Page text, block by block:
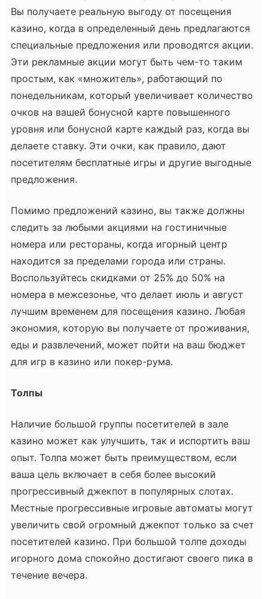
Вы получаете реальную выгоду от посещения
казино, когда в определенный день предлагаются
специальные предложения или проводятся акции.
Эти рекламные акции могут быть чем-то таким
простым, как «множитель», работающий по
понедельникам, который увеличивает количество
очков на вашей бонусной карте повышенного
уровня или бонусной карте каждый раз, когда вы
делаете ставку. Эти очки, как правило, дают
посетителям бесплатные игры и другие выгодные
предложения.
Помимо предложений казино, вы также должны
следить за любыми акциями на гостиничные
номера или рестораны, когда игорный центр
находится за пределами города или страны.
Воспользуйтесь скидками от 25% до 50% на
номера в межсезонье, что делает июль и август
лучшим временем для посещения казино. Любая
экономия, которую вы получаете от проживания,
еды и развлечений, может пойти на ваш бюджет
для игр в казино или покер-рума.
Толпы
Наличие большой группы посетителей в зале
казино может как улучшить, так и испортить ваш
опыт. Толпа может быть преимуществом, если
ваша цель включает в себя более высокий
прогрессивный джекпот в популярных слотах.
Местные прогрессивные игровые автоматы могут
увеличить свой огромный джекпот только за счет
посетителей казино. При большой толпе доходы
игорного дома спокойно достигают своего пика в
течение вечера.